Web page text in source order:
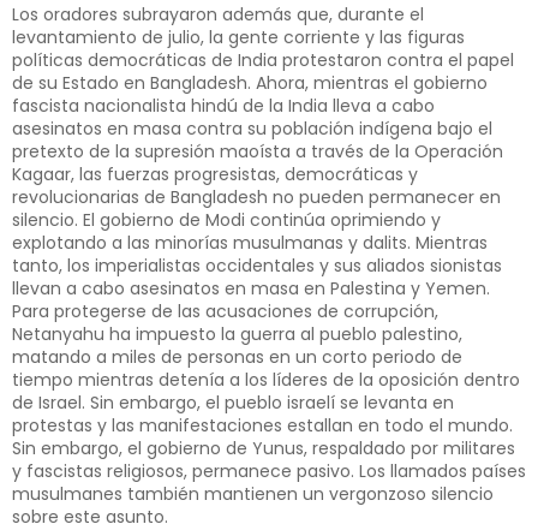
Los oradores subrayaron además que, durante el
levantamiento de julio, la gente corriente y las figuras
políticas democráticas de India protestaron contra el papel
de su Estado en Bangladesh. Ahora, mientras el gobierno
fascista nacionalista hindú de la India lleva a cabo
asesinatos en masa contra su población indígena bajo el
pretexto de la supresión maoísta a través de la Operación
Kagaar, las fuerzas progresistas, democráticas y
revolucionarias de Bangladesh no pueden permanecer en
silencio. El gobierno de Modi continúa oprimiendo y
explotando a las minorías musulmanas y dalits. Mientras
tanto, los imperialistas occidentales y sus aliados sionistas
llevan a cabo asesinatos en masa en Palestina y Yemen.
Para protegerse de las acusaciones de corrupción,
Netanyahu ha impuesto la guerra al pueblo palestino,
matando a miles de personas en un corto periodo de
tiempo mientras detenía a los líderes de la oposición dentro
de Israel. Sin embargo, el pueblo israelí se levanta en
protestas y las manifestaciones estallan en todo el mundo.
Sin embargo, el gobierno de Yunus, respaldado por militares
y fascistas religiosos, permanece pasivo. Los llamados países
musulmanes también mantienen un vergonzoso silencio
sobre este asunto.